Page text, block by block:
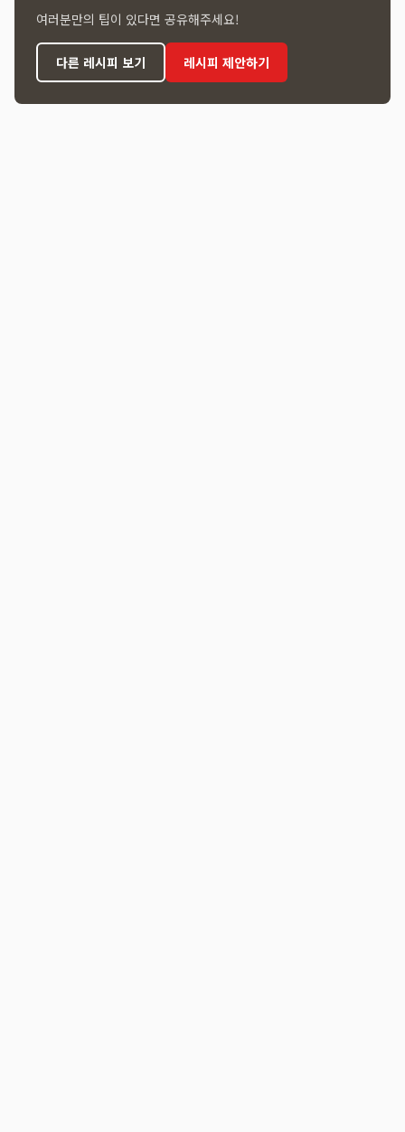
여러분만의 팁이 있다면 공유해주세요!
다른 레시피 보기 레시피 제안하기